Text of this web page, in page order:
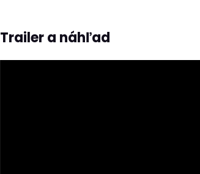
Trailer a náhľad